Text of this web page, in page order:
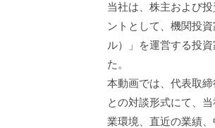
当社は、株主および
ントとして、機関投
ル）」を運営する投
た。
本動画では、代表取
との対談形式にて、
業環境、直近の業績